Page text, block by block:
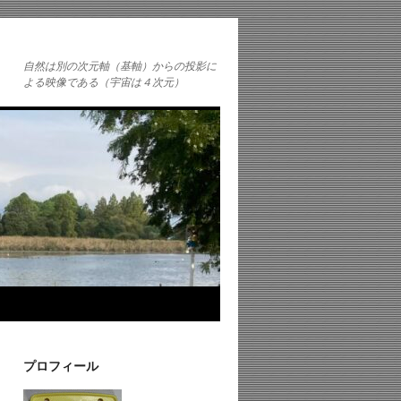
自然は別の次元軸（基軸）からの投影に
よる映像である（宇宙は４次元）
プロフィール